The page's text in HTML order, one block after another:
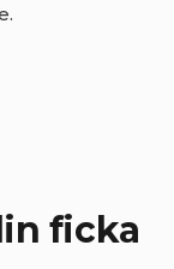
ficka